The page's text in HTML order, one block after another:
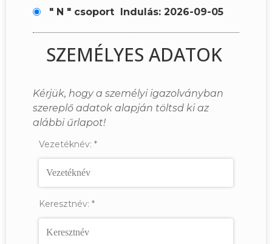
" N " csoport Indulás: 2026-09-05
SZEMÉLYES ADATOK
Kérjük, hogy a személyi igazolványban
szereplő adatok alapján töltsd ki az
alábbi űrlapot!
Vezetéknév: *
Keresztnév: *